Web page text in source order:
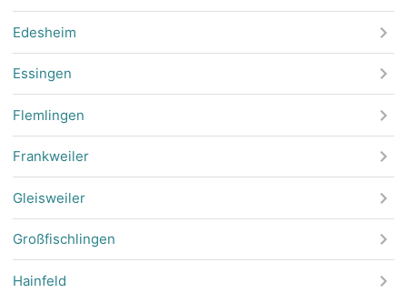
Edesheim
Essingen
Flemlingen
Frankweiler
Gleisweiler
Großfischlingen
Hainfeld